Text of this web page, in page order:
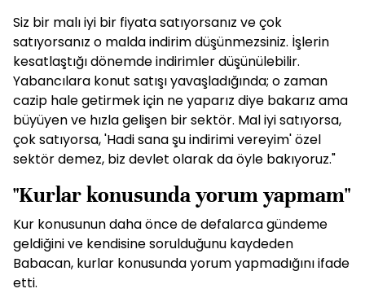
Siz bir malı iyi bir fiyata satıyorsanız ve çok
satıyorsanız o malda indirim düşünmezsiniz. İşlerin
kesatlaştığı dönemde indirimler düşünülebilir.
Yabancılara konut satışı yavaşladığında; o zaman
cazip hale getirmek için ne yaparız diye bakarız ama
büyüyen ve hızla gelişen bir sektör. Mal iyi satıyorsa,
çok satıyorsa, 'Hadi sana şu indirimi vereyim' özel
sektör demez, biz devlet olarak da öyle bakıyoruz."
"Kurlar konusunda yorum yapmam"
Kur konusunun daha önce de defalarca gündeme
geldiğini ve kendisine sorulduğunu kaydeden
Babacan, kurlar konusunda yorum yapmadığını ifade
etti.